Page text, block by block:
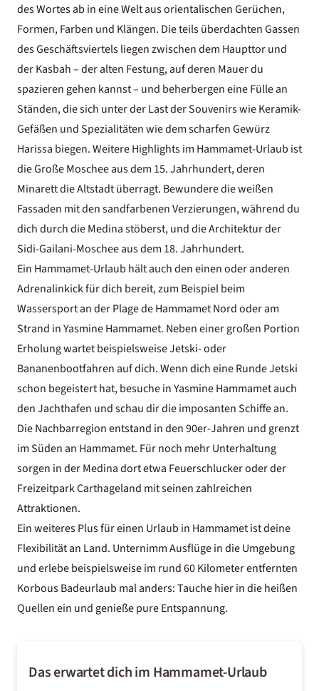
des Wortes ab in eine Welt aus orientalischen Gerüchen,
Formen, Farben und Klängen. Die teils überdachten Gassen
des Geschäftsviertels liegen zwischen dem Haupttor und
der Kasbah – der alten Festung, auf deren Mauer du
spazieren gehen kannst – und beherbergen eine Fülle an
Ständen, die sich unter der Last der Souvenirs wie Keramik-
Gefäßen und Spezialitäten wie dem scharfen Gewürz
Harissa biegen. Weitere Highlights im Hammamet-Urlaub ist
die Große Moschee aus dem 15. Jahrhundert, deren
Minarett die Altstadt überragt. Bewundere die weißen
Fassaden mit den sandfarbenen Verzierungen, während du
dich durch die Medina stöberst, und die Architektur der
Sidi-Gailani-Moschee aus dem 18. Jahrhundert.
Ein Hammamet-Urlaub hält auch den einen oder anderen
Adrenalinkick für dich bereit, zum Beispiel beim
Wassersport an der Plage de Hammamet Nord oder am
Strand in Yasmine Hammamet. Neben einer großen Portion
Erholung wartet beispielsweise Jetski- oder
Bananenbootfahren auf dich. Wenn dich eine Runde Jetski
schon begeistert hat, besuche in Yasmine Hammamet auch
den Jachthafen und schau dir die imposanten Schiffe an.
Die Nachbarregion entstand in den 90er-Jahren und grenzt
im Süden an Hammamet. Für noch mehr Unterhaltung
sorgen in der Medina dort etwa Feuerschlucker oder der
Freizeitpark Carthageland mit seinen zahlreichen
Attraktionen.
Ein weiteres Plus für einen Urlaub in Hammamet ist deine
Flexibilität an Land. Unternimm Ausflüge in die Umgebung
und erlebe beispielsweise im rund 60 Kilometer entfernten
Korbous Badeurlaub mal anders: Tauche hier in die heißen
Quellen ein und genieße pure Entspannung.
Das erwartet dich im Hammamet-Urlaub